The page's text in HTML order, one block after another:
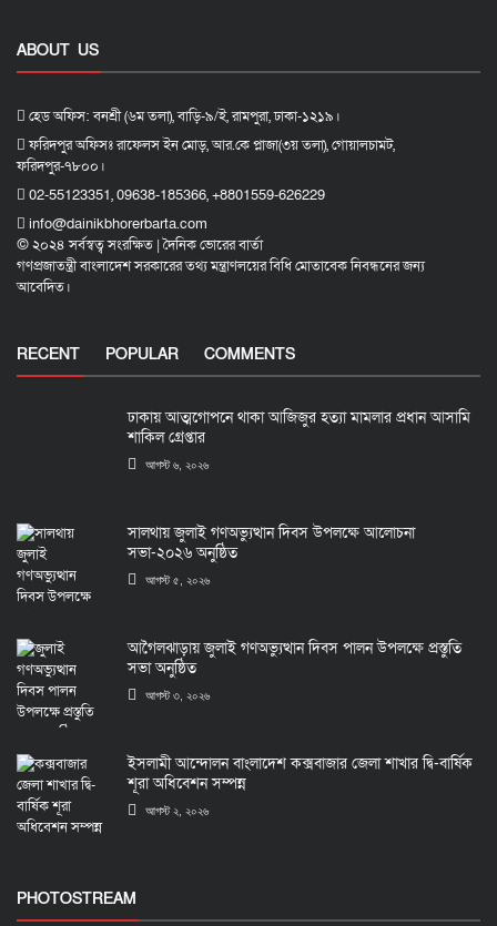
ABOUT US
হেড অফিস: বনশ্রী (৬ম তলা), বাড়ি-৯/ই, রামপুরা, ঢাকা-১২১৯।
ফরিদপুর অফিসঃ রাফেলস ইন মোড়, আর.কে প্লাজা(৩য় তলা), গোয়ালচামট,
ফরিদপুর-৭৮০০।
02-55123351, 09638-185366, +8801559-626229
info@dainikbhorerbarta.com
© ২০২৪ সর্বস্বত্ব সংরক্ষিত | দৈনিক ভোরের বার্তা
গণপ্রজাতন্ত্রী বাংলাদেশ সরকারের তথ্য মন্ত্রাণলয়ের বিধি মোতাবেক নিবন্ধনের জন্য
আবেদিত।
RECENT POPULAR COMMENTS
ঢাকায় আত্মগোপনে থাকা আজিজুর হত্যা মামলার প্রধান আসামি
শাকিল গ্রেপ্তার
আগস্ট ৬, ২০২৬
সালথায় জুলাই গণঅভ্যুত্থান দিবস উপলক্ষে আলোচনা
সভা-২০২৬ অনুষ্ঠিত
আগস্ট ৫, ২০২৬
আগৈলঝাড়ায় জুলাই গণঅভ্যুত্থান দিবস পালন উপলক্ষে প্রস্তুতি
সভা অনুষ্ঠিত
আগস্ট ৩, ২০২৬
ইসলামী আন্দোলন বাংলাদেশ কক্সবাজার জেলা শাখার দ্বি-বার্ষিক
শূরা অধিবেশন সম্পন্ন
আগস্ট ২, ২০২৬
PHOTOSTREAM